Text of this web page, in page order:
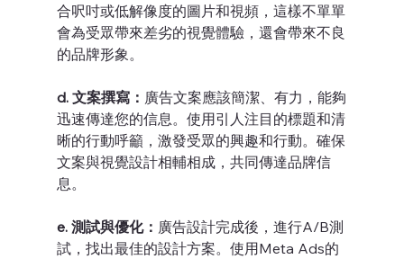
合呎吋或低解像度的圖片和視頻，這樣不單單
會為受眾帶來差劣的視覺體驗，還會帶來不良
的品牌形象。
d. 文案撰寫： 廣告文案應該簡潔、有力，能夠
迅速傳達您的信息。使用引人注目的標題和清
晰的行動呼籲，激發受眾的興趣和行動。確保
文案與視覺設計相輔相成，共同傳達品牌信
息。
e. 測試與優化： 廣告設計完成後，進行A/B測
試，找出最佳的設計方案。使用Meta Ads的